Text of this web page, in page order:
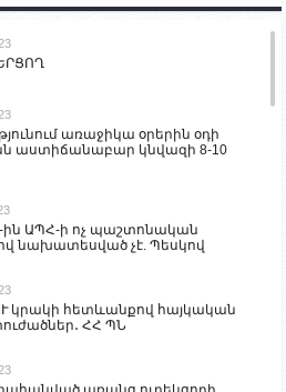
առաջիկա օրերին օդի
աստիճանաբար կնվազի 8-10
ին ԱՊՀ-ի ոչ պաշտոնական
նախատեսված չէ. Պեսկով
կրակի հետևանքով հայկական
ՀՀ ՊՆ